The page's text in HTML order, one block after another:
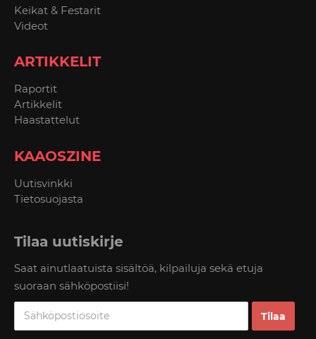
Keikat & Festarit
Videot
ARTIKKELIT
Raportit
Artikkelit
Haastattelut
KAAOSZINE
Uutisvinkki
Tietosuojasta
Tilaa uutiskirje
Saat ainutlaatuista sisältöä, kilpailuja sekä etuja
suoraan sähköpostiisi!